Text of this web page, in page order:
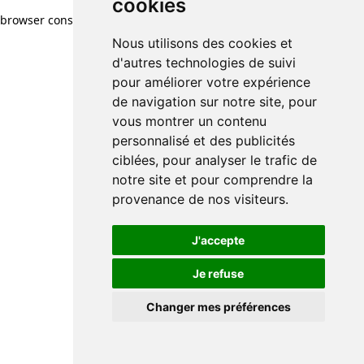
cookies
Nous utilisons des cookies et
d'autres technologies de suivi
pour améliorer votre expérience
de navigation sur notre site, pour
vous montrer un contenu
personnalisé et des publicités
ciblées, pour analyser le trafic de
notre site et pour comprendre la
provenance de nos visiteurs.
J'accepte
Je refuse
Changer mes préférences
cookies
Nous utilisons des cookies et
d'autres technologies de suivi
pour améliorer votre expérience
de navigation sur notre site, pour
vous montrer un contenu
personnalisé et des publicités
ciblées, pour analyser le trafic de
notre site et pour comprendre la
provenance de nos visiteurs.
J'accepte
Je refuse
Changer mes préférences
browser console for more information)